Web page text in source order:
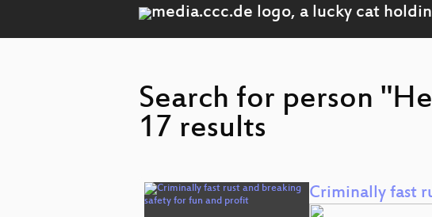
Search for person
17 results
Criminally fast